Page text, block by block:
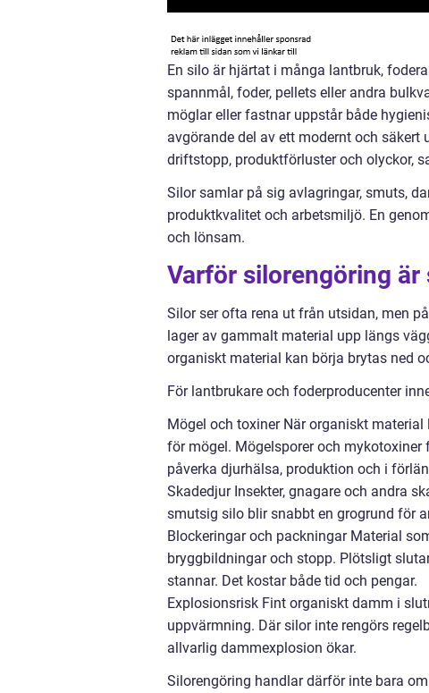
En silo är hjärtat i många lantbruk,
spannmål, foder, pellets eller andra
möglar eller fastnar uppstår både
avgörande del av ett modernt och
driftstopp, produktförluster och olyckor,
Silor samlar på sig avlagringar, smuts,
produktkvalitet och arbetsmiljö. En
och lönsam.
Varför silorengöring är
Silor ser ofta rena ut från utsidan, men
lager av gammalt material upp längs
organiskt material kan börja brytas ned
För lantbrukare och foderproducenter
Mögel och toxiner När organiskt
för mögel. Mögelsporer och
påverka djurhälsa, produktion och i
Skadedjur Insekter, gnagare och andra
smutsig silo blir snabbt en grogrund för
Blockeringar och packningar Material
bryggbildningar och stopp. Plötsligt
stannar. Det kostar både tid och pengar.
Explosionsrisk Fint organiskt damm i
uppvärmning. Där silor inte rengörs
allvarlig dammexplosion ökar.
Silorengöring handlar därför inte bara